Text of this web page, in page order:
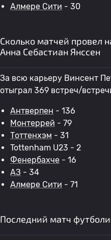
Алмере Сити - 30
Сколько матчей провел
Анна Себастиан Янссен
За всю карьеру Винсент
отыграл 369 встреч/
Антверпен - 136
Монтеррей - 79
Тоттенхэм - 31
Tottenham U23 - 2
Фенербахче - 16
АЗ - 34
Алмере Сити - 71
Последний матч